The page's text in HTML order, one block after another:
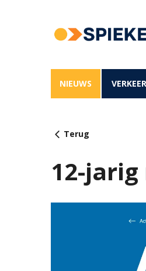
NIEUWS VERKEER
Terug
12-